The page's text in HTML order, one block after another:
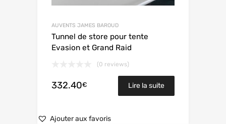
AUVENTS JAMES BAROUD
Tunnel de store pour tente
Evasion et Grand Raid
(0 reviews)
332.40€ Lire la suite
Ajouter aux favoris